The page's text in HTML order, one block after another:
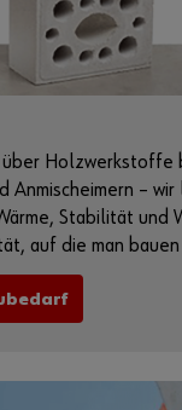
Holzwerkstoffe
Anmischeimern –
Stabilität und
auf die man bauen